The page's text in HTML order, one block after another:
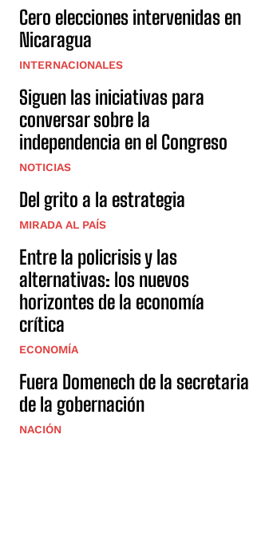
Cero elecciones intervenidas en
Nicaragua
INTERNACIONALES
Siguen las iniciativas para
conversar sobre la
independencia en el Congreso
NOTICIAS
Del grito a la estrategia
MIRADA AL PAÍS
Entre la policrisis y las
alternativas: los nuevos
horizontes de la economía
crítica
ECONOMÍA
Fuera Domenech de la secretaria
de la gobernación
NACIÓN